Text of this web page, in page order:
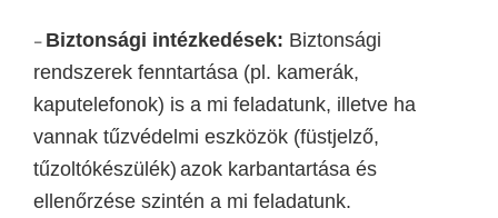
– Biztonsági intézkedések: Biztonsági
rendszerek fenntartása (pl. kamerák,
kaputelefonok) is a mi feladatunk, illetve ha
vannak tűzvédelmi eszközök (füstjelző,
tűzoltókészülék) azok karbantartása és
ellenőrzése szintén a mi feladatunk.